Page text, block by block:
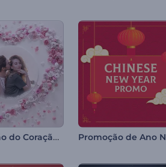
Introdução do Coração de Flores do Dia dos Namorados